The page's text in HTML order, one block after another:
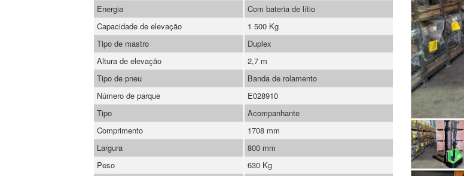
Energia
Com bateria de lítio
Capacidade de elevação
1 500 Kg
Tipo de mastro
Duplex
Altura de elevação
2,7 m
Tipo de pneu
Banda de rolamento
Número de parque
E028910
Tipo
Acompanhante
Comprimento
1708 mm
Largura
800 mm
Peso
630 Kg